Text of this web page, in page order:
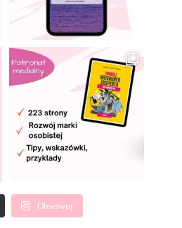
Obserwuj